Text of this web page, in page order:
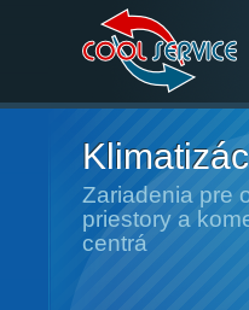
Zariadenia pre
priestory a
centrá